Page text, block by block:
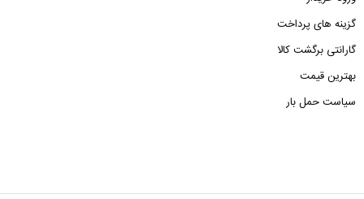
گزینه های پرداخت
گارانتی برگشت کالا
بهترین قیمت
سیاست حمل بار